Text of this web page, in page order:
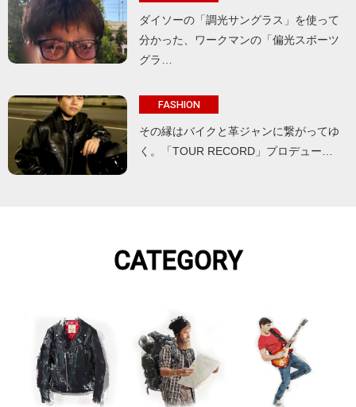
ダイソーの「調光サングラス」を使って
分かった、ワークマンの「偏光スポーツ
グラ…
FASHION
その縁はバイクと革ジャンに繋がってゆ
く。「TOUR RECORD」プロデュー…
CATEGORY